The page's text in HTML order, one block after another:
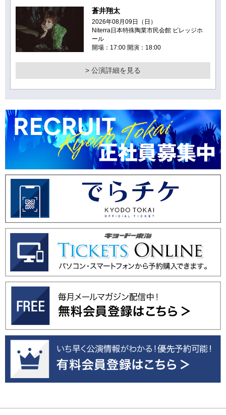
蒼井翔太
2026年08月09日（日）
Niterra日本特殊陶業市民会館 ビレッジホ
ール
開場：17:00 開演：18:00
> 公演詳細を見る